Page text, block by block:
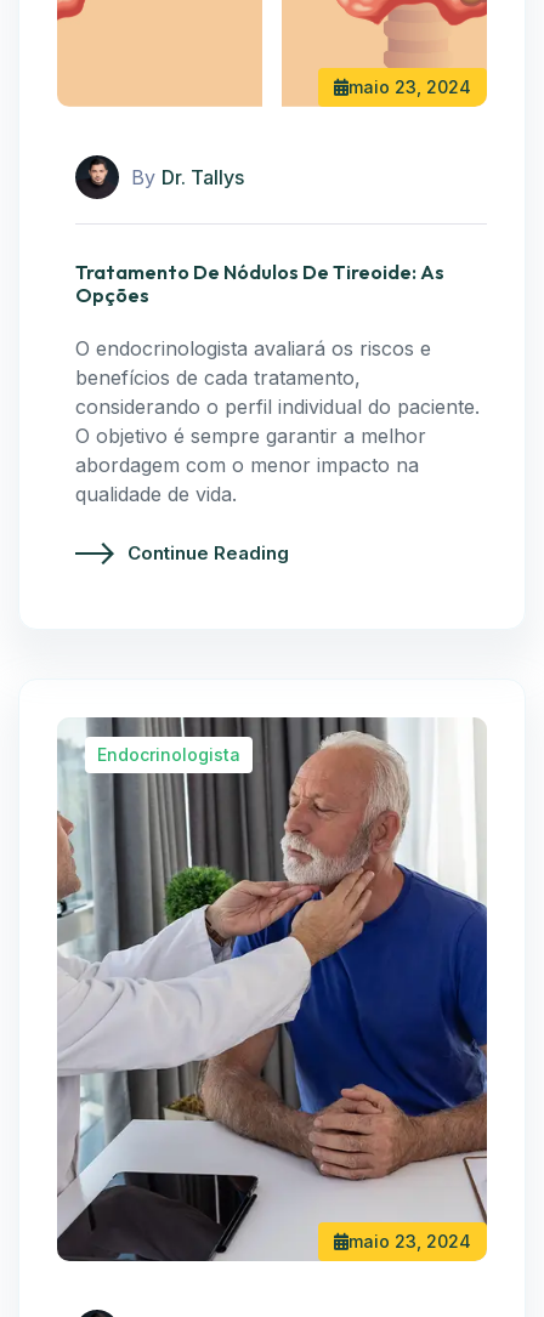
maio 23, 2024
By Dr. Tallys
Tratamento De Nódulos De Tireoide: As
Opções
O endocrinologista avaliará os riscos e
benefícios de cada tratamento,
considerando o perfil individual do paciente.
O objetivo é sempre garantir a melhor
abordagem com o menor impacto na
qualidade de vida.
Continue Reading
Endocrinologista
maio 23, 2024